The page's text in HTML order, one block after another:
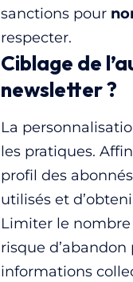
sanctions pour
respecter.
Ciblage de
newsletter ?
La
les pratiques.
profil des
utilisés et
Limiter le
risque
informations